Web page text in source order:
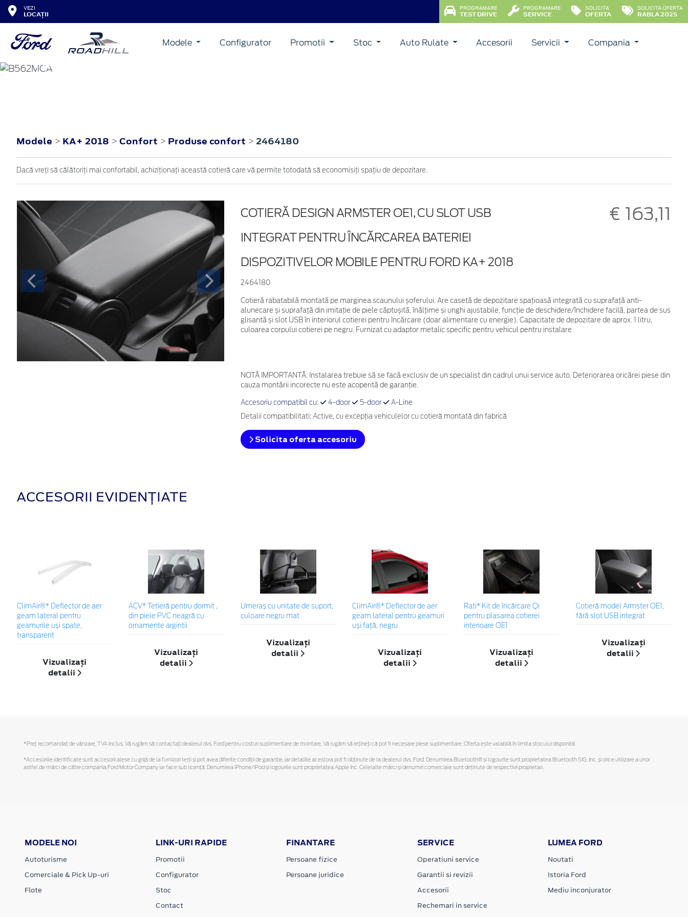
VEZI
LOCAȚII
PROGRAMARE
TEST DRIVE
PROGRAMARE
SERVICE
SOLICITA
OFERTA
SOLICITA OFERTA
RABLA 2025
Modele Configurator Promotii Stoc Auto Rulate Accesorii Servicii Compania
KA+
Modele > KA+ 2018 > Confort > Produse confort > 2464180
Dacă vreţi să călătoriţi mai confortabil, achiziţionaţi această cotieră care vă permite totodată să economisiţi spaţiu de depozitare.
COTIERĂ DESIGN ARMSTER OE1, CU SLOT USB
INTEGRAT PENTRU ÎNCĂRCAREA BATERIEI
DISPOZITIVELOR MOBILE PENTRU FORD KA+ 2018
2464180
€ 163,11
Cotieră rabatabilă montată pe marginea scaunului șoferului. Are casetă de depozitare spațioasă integrată cu suprafață anti-
alunecare și suprafață din imitație de piele căptușită, înălțime și unghi ajustabile, funcție de deschidere/închidere facilă, partea de sus
glisantă și slot USB în interiorul cotierei pentru încărcare (doar alimentare cu energie). Capacitate de depozitare de aprox. 1 litru,
culoarea corpului cotierei pe negru. Furnizat cu adaptor metalic specific pentru vehicul pentru instalare
NOTĂ IMPORTANTĂ:Instalarea trebuie să se facă exclusiv de un specialist din cadrul unui service auto. Deteriorarea oricărei piese din
cauza montării incorecte nu este acoperită de garanţie.
Accesoriu compatibil cu: 4-door 5-door A-Line
Detalii compatibilitati: Active, cu excepția vehiculelor cu cotieră montată din fabrică
Solicita oferta accesoriu
ACCESORII EVIDENȚIATE
ClimAir®* Deflector de aer
geam lateral pentru
geamurile uși spate,
transparent
Vizualizați
detalii
ACV* Tetieră pentru dormit ,
din piele PVC neagră cu
ornamente argintii
Vizualizați
detalii
Umeraș cu unitate de suport,
culoare negru mat
Vizualizați
detalii
ClimAir®* Deflector de aer
geam lateral pentru geamuri
uși față, negru
Vizualizați
detalii
Rati* Kit de încărcare Qi
pentru plasarea cotierei
interioare OE1
Vizualizați
detalii
Cotieră model Armster OE1,
fără slot USB integrat
Vizualizați
detalii
*Preţ recomandat de vânzare, TVA inclus. Vă rugăm să contactaţi dealerul dvs. Ford pentru costuri suplimentare de montare. Vă rugăm să reţineţi că pot fi necesare piese suplimentare. Oferta este valabilă în limita stocului disponibil.
*Accesoriile identificate sunt accesorii alese cu grijă de la furnizori terți și pot avea diferite condiții de garanție, iar detaliile acestora pot fi obținute de la dealerul dvs. Ford. Denumirea Bluetooth® și logourile sunt proprietatea Bluetooth SIG, Inc. și orice utilizare a unor
astfel de mărci de către compania Ford Motor Company se face sub licență. Denumirea iPhone/iPod și logourile sunt proprietatea Apple Inc. Celelalte mărci și denumiri comerciale sunt deținute de respectivii proprietari.
MODELE NOI
Autoturisme
Comerciale & Pick Up-uri
Flote
LINK-URI RAPIDE
Promotii
Configurator
Stoc
Contact
FINANTARE
Persoane fizice
Persoane juridice
SERVICE
Operatiuni service
Garantii si revizii
Accesorii
Rechemari in service
LUMEA FORD
Noutati
Istoria Ford
Mediu inconjurator